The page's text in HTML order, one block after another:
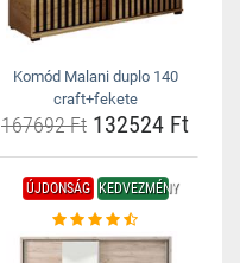
Komód Malani duplo 140
craft+fekete
167692 Ft 132524 Ft
ÚJDONSÁG KEDVEZMÉNY